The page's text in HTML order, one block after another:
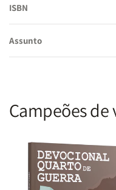
ISBN
Assunto
Campeões de